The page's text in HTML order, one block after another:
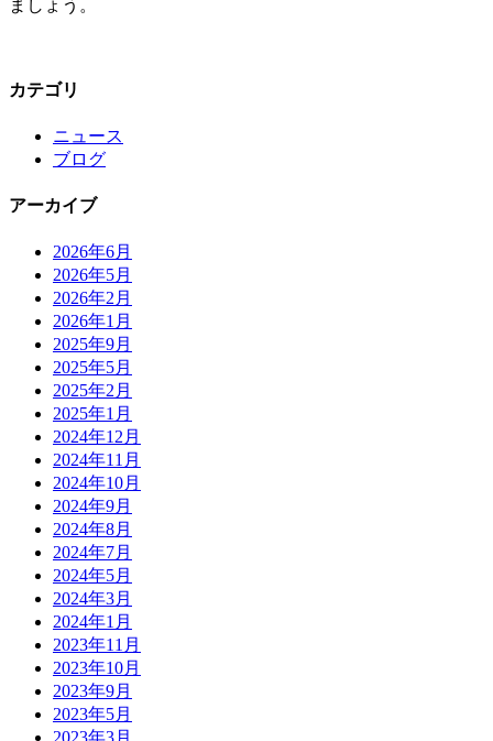
ましょう。
カテゴリ
ニュース
ブログ
アーカイブ
2026年6月
2026年5月
2026年2月
2026年1月
2025年9月
2025年5月
2025年2月
2025年1月
2024年12月
2024年11月
2024年10月
2024年9月
2024年8月
2024年7月
2024年5月
2024年3月
2024年1月
2023年11月
2023年10月
2023年9月
2023年5月